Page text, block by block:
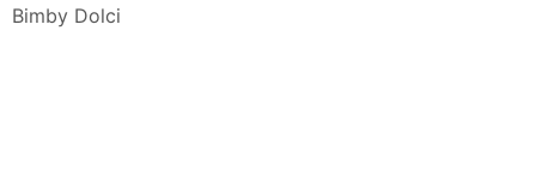
Bimby Dolci